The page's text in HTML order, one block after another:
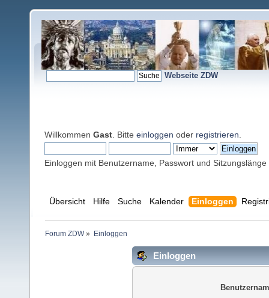
Webseite ZDW
Willkommen Gast . Bitte einloggen oder registrieren
Einloggen mit Benutzername, Passwort und Sitzungslänge
Übersicht Hilfe Suche Kalender Einloggen
Forum ZDW» Einloggen
Einloggen